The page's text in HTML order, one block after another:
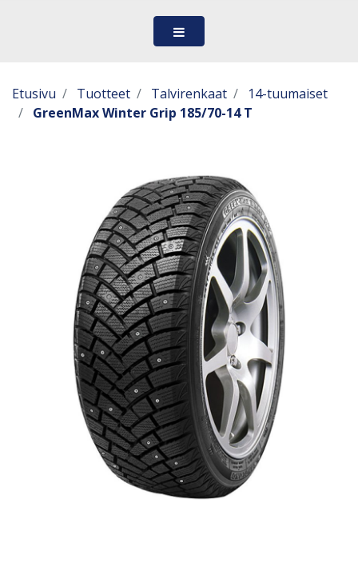
Etusivu Tuotteet Talvirenkaat
14-tuumaiset
GreenMax Winter Grip 185/70-14 T